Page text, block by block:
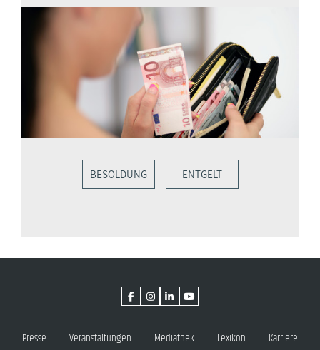
BESOLDUNG ENTGELT
Presse Veranstaltungen Mediathek Lexikon Karriere